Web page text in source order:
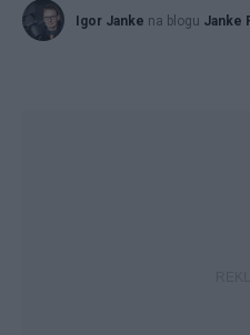
Igor Janke na blogu Janke